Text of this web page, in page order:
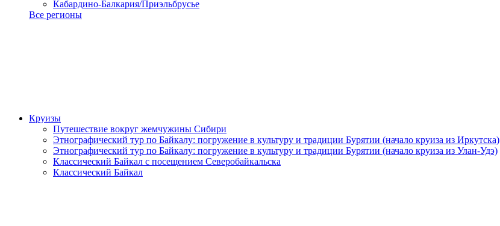
Кабардино-Балкария/Приэльбрусье
Все регионы
Круизы
Путешествие вокруг жемчужины Сибири
Этнографический тур по Байкалу: погружение в культуру и традиции Бурятии (начало круиза из Иркутска)
Этнографический тур по Байкалу: погружение в культуру и традиции Бурятии (начало круиза из Улан-Удэ)
Классический Байкал с посещением Северобайкальска
Классический Байкал